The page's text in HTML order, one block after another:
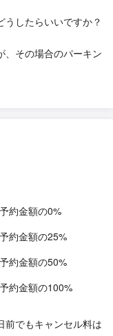
したらいいですか？
、その場合のパーキン
予約金額の0%
予約金額の25%
予約金額の50%
予約金額の100%
前でもキャンセル料は